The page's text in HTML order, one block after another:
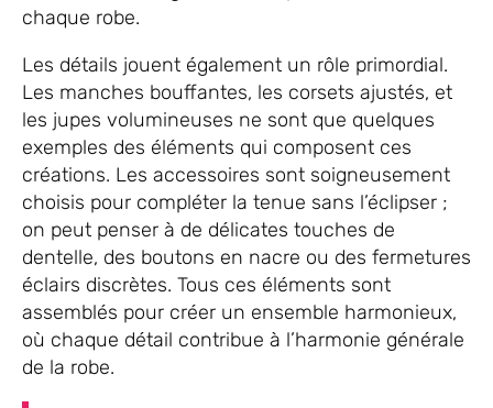
chaque robe.
Les détails jouent également un rôle primordial.
Les manches bouffantes, les corsets ajustés, et
les jupes volumineuses ne sont que quelques
exemples des éléments qui composent ces
créations. Les accessoires sont soigneusement
choisis pour compléter la tenue sans l’éclipser ;
on peut penser à de délicates touches de
dentelle, des boutons en nacre ou des fermetures
éclairs discrètes. Tous ces éléments sont
assemblés pour créer un ensemble harmonieux,
où chaque détail contribue à l’harmonie générale
de la robe.